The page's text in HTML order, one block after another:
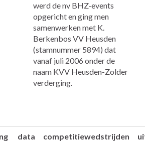
werd de nv BHZ-events
opgericht en ging men
samenwerken met K.
Berkenbos VV Heusden
(stamnummer 5894) dat
vanaf juli 2006 onder de
naam KVV Heusden-Zolder
verderging.
data competitiewedstrijden